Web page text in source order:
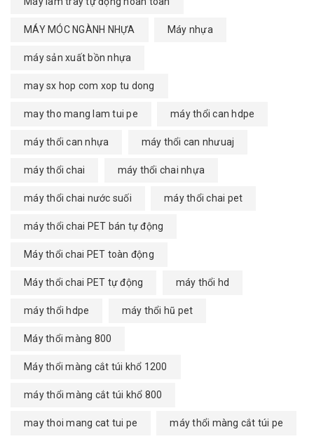
MÁY MÓC NGÀNH NHỰA Máy nhựa
máy sản xuất bồn nhựa
may sx hop com xop tu dong
may tho mang lam tui pe máy thổi can hdpe
máy thổi can nhựa máy thổi can nhưuaj
máy thổi chai máy thổi chai nhựa
máy thổi chai nước suối máy thổi chai pet
máy thổi chai PET bán tự động
Máy thổi chai PET toàn động
Máy thổi chai PET tự động máy thổi hd
máy thổi hdpe máy thổi hũ pet
Máy thổi màng 800
Máy thổi màng cắt túi khổ 1200
máy thổi màng cắt túi khổ 800
may thoi mang cat tui pe máy thổi màng cắt túi pe